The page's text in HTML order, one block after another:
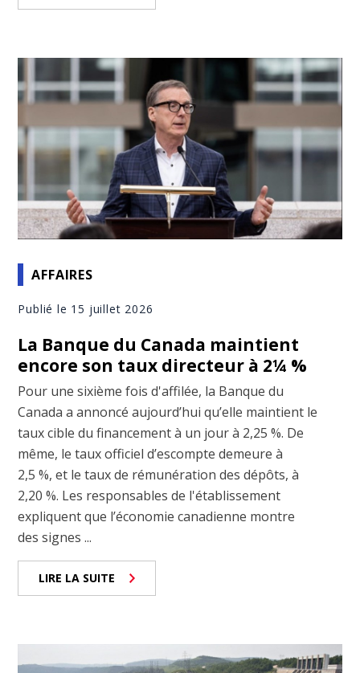
AFFAIRES
Publié le 15 juillet 2026
La Banque du Canada maintient
encore son taux directeur à 2¼ %
Pour une sixième fois d'affilée, la Banque du
Canada a annoncé aujourd’hui qu’elle maintient le
taux cible du financement à un jour à 2,25 %. De
même, le taux officiel d’escompte demeure à
2,5 %, et le taux de rémunération des dépôts, à
2,20 %. Les responsables de l'établissement
expliquent que l’économie canadienne montre
des signes ...
LIRE LA SUITE